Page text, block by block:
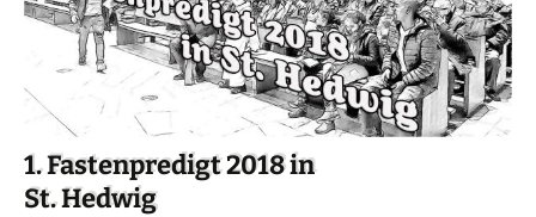
1. Fastenpredigt 2018 in
St. Hedwig